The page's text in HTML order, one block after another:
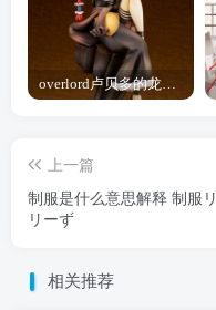
overlord卢贝多的龙王谁厉害 「Overlord」露普斯蕾琪娜·贝塔手办开订
上一篇
制服是什么意思解释 制服リ
リーず
相关推荐